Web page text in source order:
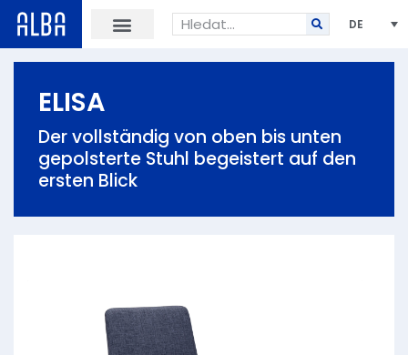
DE
ELISA
Der vollständig von oben bis unten
gepolsterte Stuhl begeistert auf den
ersten Blick